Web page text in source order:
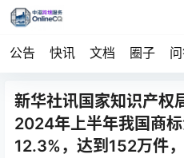
公告 快讯 文档 圈子
新华社讯国家知识产权
2024年上半年我国商
12.3%，达到152万件